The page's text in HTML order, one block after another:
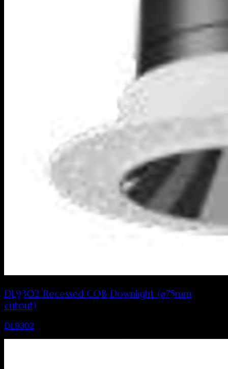
DL9302 Recessed COB Downlight (⌀75mm
cutout)
DL9302